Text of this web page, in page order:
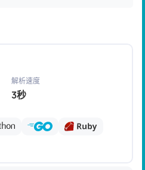
解析速度
3秒